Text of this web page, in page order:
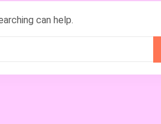
can help.